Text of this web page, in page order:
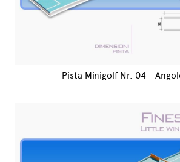
Pista Minigolf Nr. 04 -